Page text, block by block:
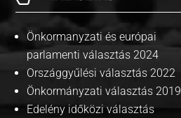
Önkormanyzati és európai
parlamenti választás 2024
Országgyűlési választás 2022
Önkormányzati választás 2019
Edelény időközi választás